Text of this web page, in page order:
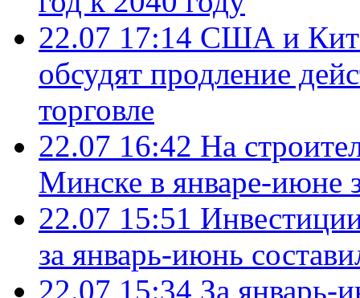
22.07 17:14 США и
обсудят продление
торговле
22.07 16:42 На
Минске в январе-июне
22.07 15:51
за январь-июнь
22.07 15:34 За январь-